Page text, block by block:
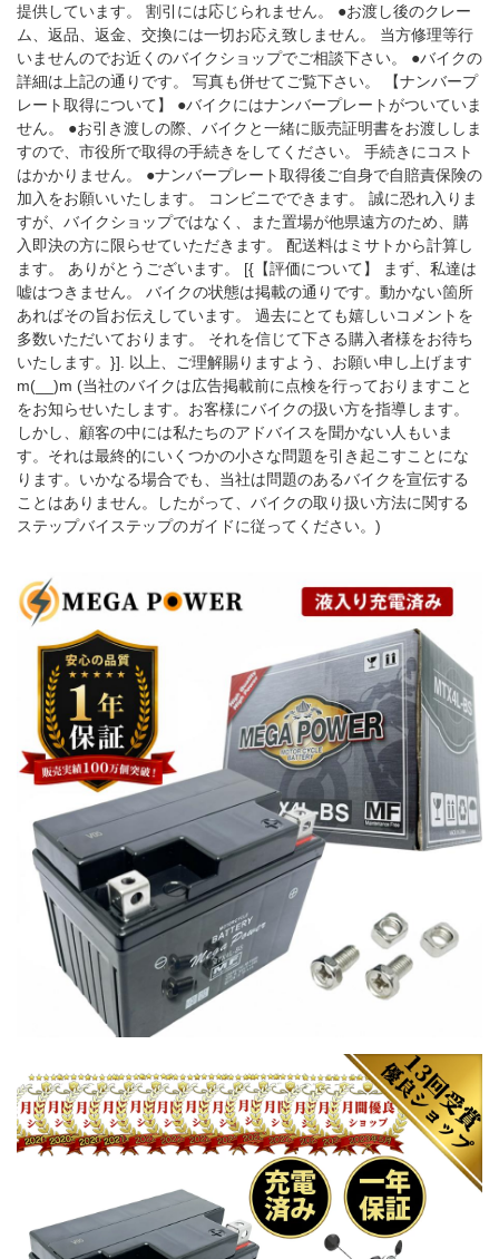
提供しています。 割引には応じられません。 ●お渡し後のクレー
ム、返品、返金、交換には一切お応え致しません。 当方修理等行
いませんのでお近くのバイクショップでご相談下さい。 ●バイクの
詳細は上記の通りです。 写真も併せてご覧下さい。 【ナンバープ
レート取得について】 ●バイクにはナンバープレートがついていま
せん。 ●お引き渡しの際、バイクと一緒に販売証明書をお渡ししま
すので、市役所で取得の手続きをしてください。 手続きにコスト
はかかりません。 ●ナンバープレート取得後ご自身で自賠責保険の
加入をお願いいたします。 コンビニでできます。 誠に恐れ入りま
すが、バイクショップではなく、また置場が他県遠方のため、購
入即決の方に限らせていただきます。 配送料はミサトから計算し
ます。 ありがとうございます。 [{【評価について】 まず、私達は
嘘はつきません。 バイクの状態は掲載の通りです。動かない箇所
あればその旨お伝えしています。 過去にとても嬉しいコメントを
多数いただいております。 それを信じて下さる購入者様をお待ち
いたします。}]. 以上、ご理解賜りますよう、お願い申し上げます
m(__)m (当社のバイクは広告掲載前に点検を行っておりますこと
をお知らせいたします。お客様にバイクの扱い方を指導します。
しかし、顧客の中には私たちのアドバイスを聞かない人もいま
す。それは最終的にいくつかの小さな問題を引き起こすことにな
ります。いかなる場合でも、当社は問題のあるバイクを宣伝する
ことはありません。したがって、バイクの取り扱い方法に関する
ステップバイステップのガイドに従ってください。)